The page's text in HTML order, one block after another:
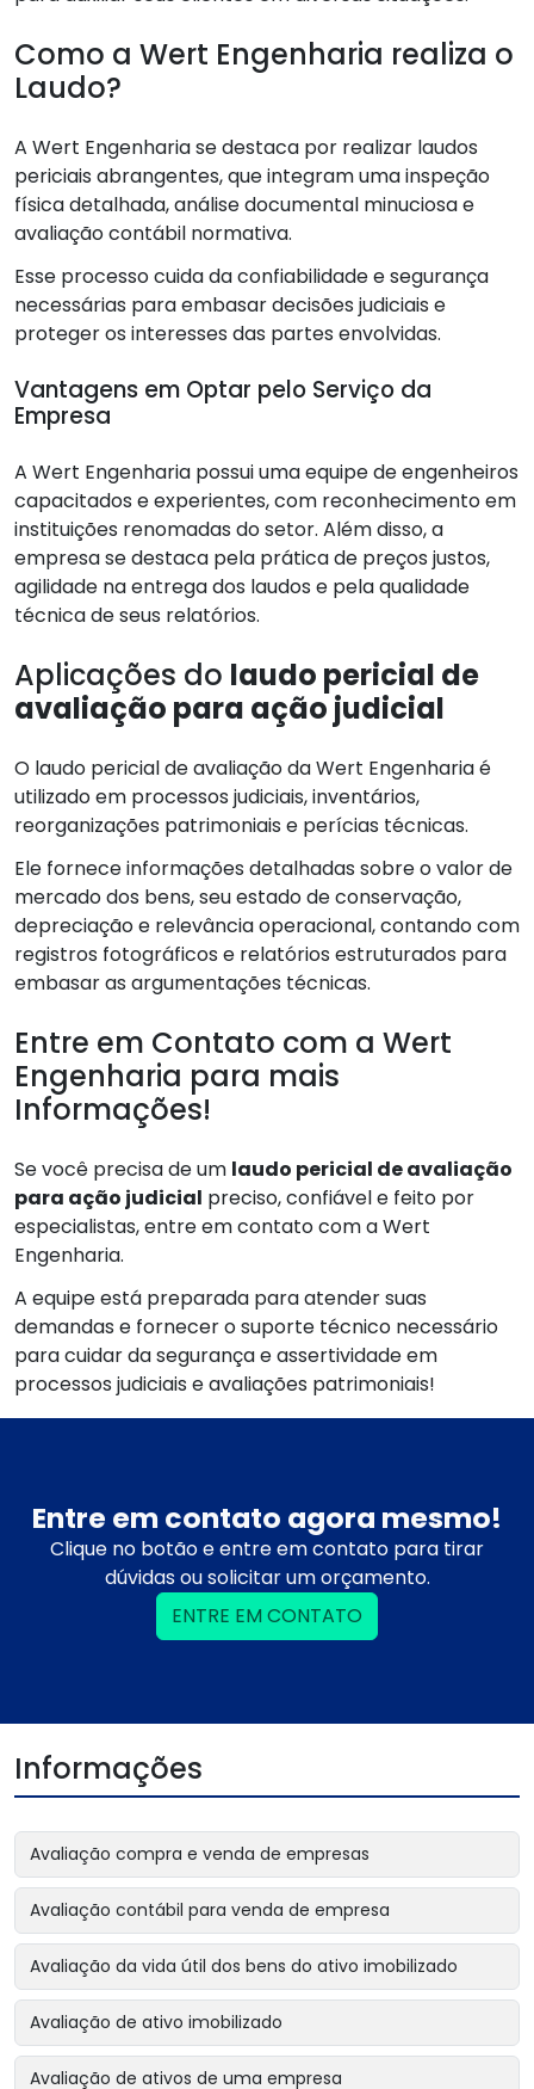
Como a Wert Engenharia realiza o
Laudo?
A Wert Engenharia se destaca por realizar laudos
periciais abrangentes, que integram uma inspeção
física detalhada, análise documental minuciosa e
avaliação contábil normativa.
Esse processo cuida da confiabilidade e segurança
necessárias para embasar decisões judiciais e
proteger os interesses das partes envolvidas.
Vantagens em Optar pelo Serviço da
Empresa
A Wert Engenharia possui uma equipe de engenheiros
capacitados e experientes, com reconhecimento em
instituições renomadas do setor. Além disso, a
empresa se destaca pela prática de preços justos,
agilidade na entrega dos laudos e pela qualidade
técnica de seus relatórios.
Aplicações do laudo pericial de
avaliação para ação judicial
O laudo pericial de avaliação da Wert Engenharia é
utilizado em processos judiciais, inventários,
reorganizações patrimoniais e perícias técnicas.
Ele fornece informações detalhadas sobre o valor de
mercado dos bens, seu estado de conservação,
depreciação e relevância operacional, contando com
registros fotográficos e relatórios estruturados para
embasar as argumentações técnicas.
Entre em Contato com a Wert
Engenharia para mais
Informações!
Se você precisa de um laudo pericial de avaliação
para ação judicial preciso, confiável e feito por
especialistas, entre em contato com a Wert
Engenharia.
A equipe está preparada para atender suas
demandas e fornecer o suporte técnico necessário
para cuidar da segurança e assertividade em
processos judiciais e avaliações patrimoniais!
Entre em contato agora mesmo!
Clique no botão e entre em contato para tirar
dúvidas ou solicitar um orçamento.
ENTRE EM CONTATO
Informações
Avaliação compra e venda de empresas
Avaliação contábil para venda de empresa
Avaliação da vida útil dos bens do ativo imobilizado
Avaliação de ativo imobilizado
Avaliação de ativos de uma empresa